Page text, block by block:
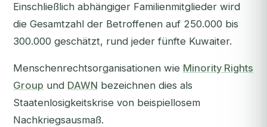
Einschließlich abhängiger Familienmitglieder wird
die Gesamtzahl der Betroffenen auf 250.000 bis
300.000 geschätzt, rund jeder fünfte Kuwaiter.
Menschenrechtsorganisationen wie Minority Rights
Group und DAWN bezeichnen dies als
Staatenlosigkeitskrise von beispiellosem
Nachkriegsausmaß.